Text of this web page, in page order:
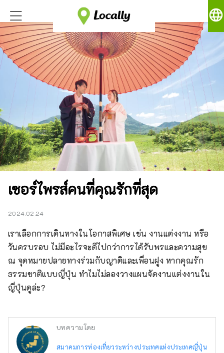
language
เซอร์ไพรส์คนที่คุณรักที่สุด
2024.02.24
เราเลือกการเดินทางในโอกาสพิเศษ เช่น งานแต่งงาน หรือ
วันครบรอบ ไม่มีอะไรจะดีไปกว่าการได้รับพรและความสุข
ณ จุดหมายปลายทางร่วมกับญาติและเพื่อนฝูง หากคุณรัก
ธรรมชาติแบบญี่ปุ่น ทำไมไม่ลองวางแผนจัดงานแต่งงานใน
ญี่ปุ่นดูล่ะ?
บทความโดย
สมาคมการท่องเที่ยวระหว่างประเทศแห่งประเทศญี่ปุ่น